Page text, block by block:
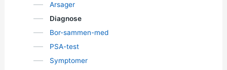
Arsager
Diagnose
Bor-sammen-med
PSA-test
Symptomer